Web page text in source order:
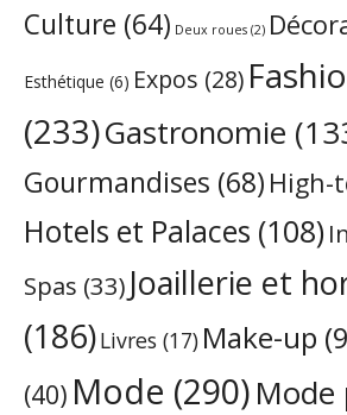
Culture (64) Deux roues (2)
Esthétique (6) Expos (28)
(233)Gastronomie
Gourmandises (68) High-
Hotels et Palaces (108)
Spas (33) Joaillerie et
(186)Livres (17) Make-up
(40) Mode (290)Mode